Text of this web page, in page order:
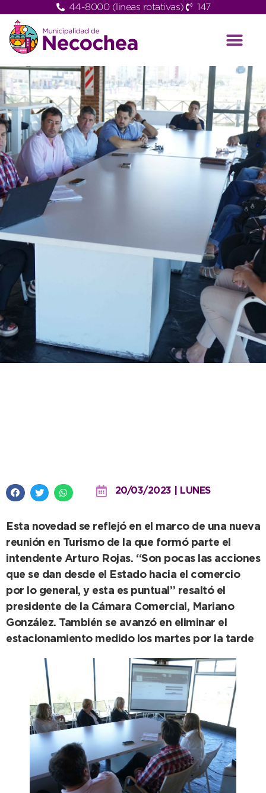
44-8000 (lineas rotativas) 147
20/03/2023 | LUNES
Esta novedad se reflejó en el marco de una nueva
reunión en Turismo de la que formó parte el
intendente Arturo Rojas. “Son pocas las acciones
que se dan desde el Estado hacia el comercio
por lo general, y esta es puntual” resaltó el
presidente de la Cámara Comercial, Mariano
González. También se avanzó en eliminar el
estacionamiento medido los martes por la tarde